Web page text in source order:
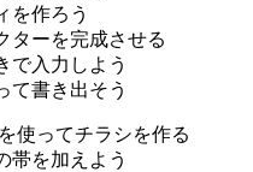
を作ろう
ターを完成させる
で入力しよう
て書き出そう
使ってチラシを作る
帯を加えよう